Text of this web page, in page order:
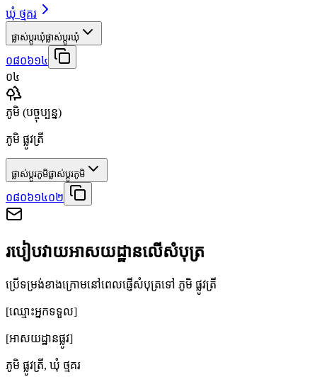
ឃុំ ថ្មគរ
ផ្លាស់ប្តូរឃុំផ្លាស់ប្តូរឃុំ
០៨០៦១៤
០៤
ភូមិ (បច្ចុប្បន្ន)
ភូមិ ផ្លូវត្រី
ផ្លាស់ប្តូរភូមិផ្លាស់ប្តូរភូមិ
០៨០៦១៤០២
របៀបវាយអាសយដ្ឋានលើសំបុត្រ
ប្រើទម្រង់ខាងក្រោមនៅពេលផ្ញើសំបុត្រទៅ ភូមិ ផ្លូវត្រី
[ឈ្មោះអ្នកទទួល]
[អាសយដ្ឋានផ្លូវ]
ភូមិ ផ្លូវត្រី, ឃុំ ថ្មគរ